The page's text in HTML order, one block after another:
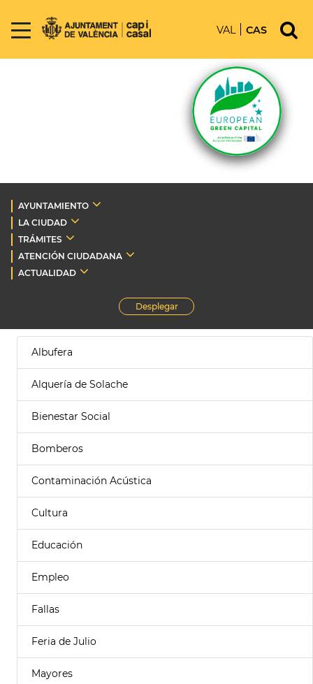
VAL CAS
AYUNTAMIENTO
LA CIUDAD
TRÁMITES
ATENCIÓN CIUDADANA
ACTUALIDAD
Desplegar
Albufera
Alquería de Solache
Bienestar Social
Bomberos
Contaminación Acústica
Cultura
Educación
Empleo
Fallas
Feria de Julio
Mayores